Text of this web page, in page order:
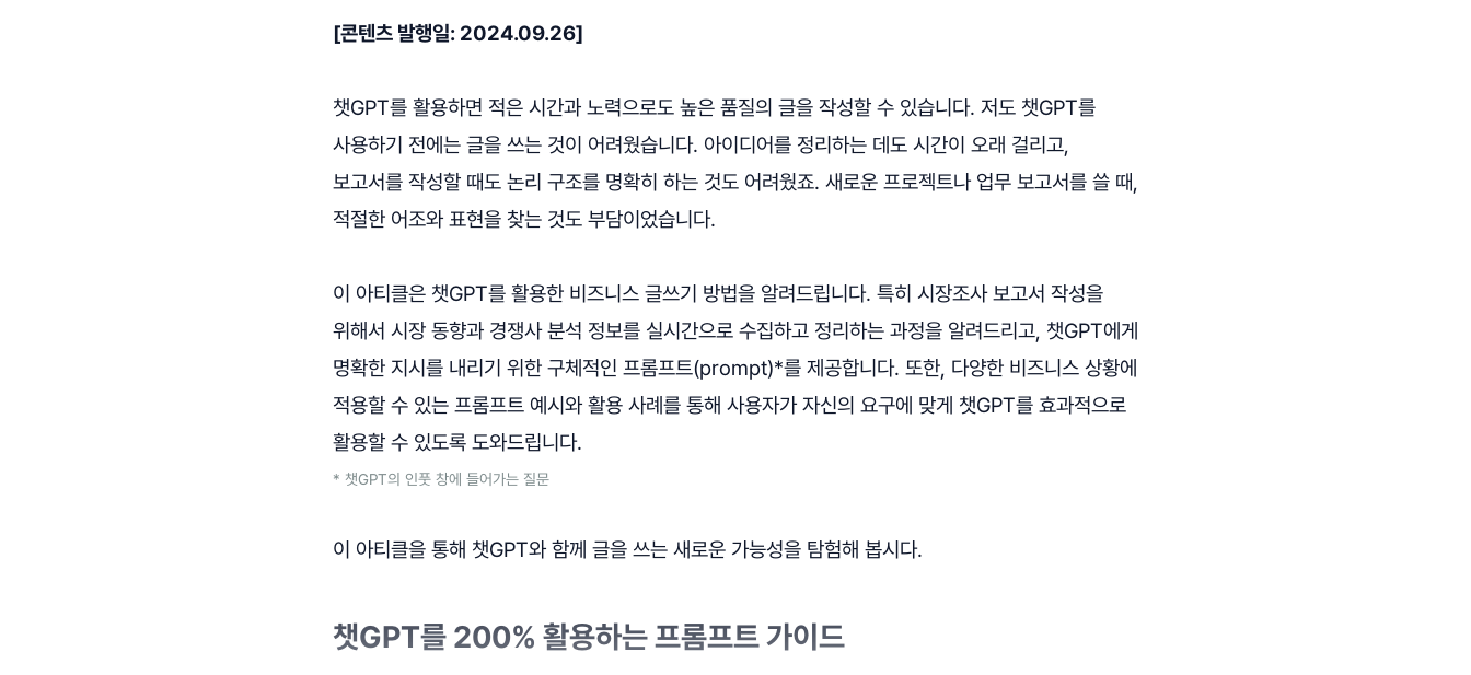
[콘텐츠 발행일: 2024.09.26]
챗GPT를 활용하면 적은 시간과 노력으로도 높은 품질의 글을 작성할 수 있습니다. 저도 챗GPT를
사용하기 전에는 글을 쓰는 것이 어려웠습니다. 아이디어를 정리하는 데도 시간이 오래 걸리고,
보고서를 작성할 때도 논리 구조를 명확히 하는 것도 어려웠죠. 새로운 프로젝트나 업무 보고서를 쓸 때,
적절한 어조와 표현을 찾는 것도 부담이었습니다.
이 아티클은 챗GPT를 활용한 비즈니스 글쓰기 방법을 알려드립니다. 특히 시장조사 보고서 작성을
위해서 시장 동향과 경쟁사 분석 정보를 실시간으로 수집하고 정리하는 과정을 알려드리고, 챗GPT에게
명확한 지시를 내리기 위한 구체적인 프롬프트(prompt)*를 제공합니다. 또한, 다양한 비즈니스 상황에
적용할 수 있는 프롬프트 예시와 활용 사례를 통해 사용자가 자신의 요구에 맞게 챗GPT를 효과적으로
활용할 수 있도록 도와드립니다.
* 챗GPT의 인풋 창에 들어가는 질문
이 아티클을 통해 챗GPT와 함께 글을 쓰는 새로운 가능성을 탐험해 봅시다.
챗GPT를 200% 활용하는 프롬프트 가이드